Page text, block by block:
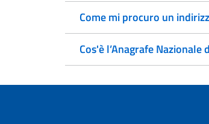
Come mi procuro un
Cos'è l’Anagrafe